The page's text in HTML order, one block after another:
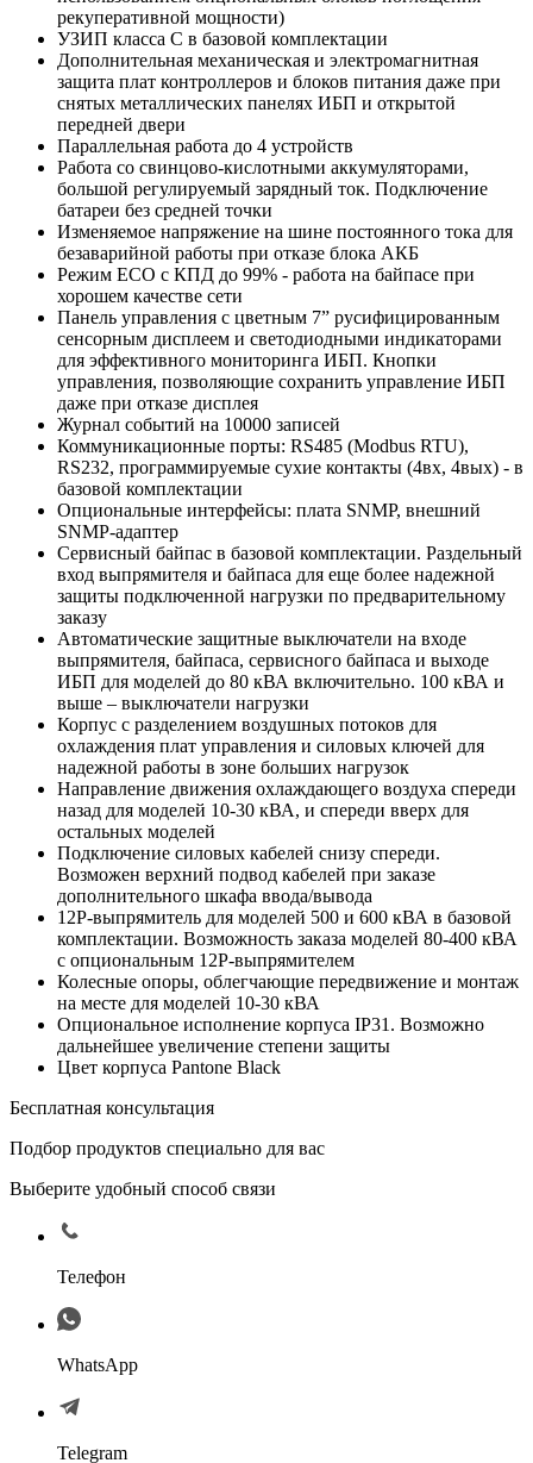
рекуперативной мощности)
УЗИП класса С в базовой комплектации
Дополнительная механическая и электромагнитная
защита плат контроллеров и блоков питания даже при
снятых металлических панелях ИБП и открытой
передней двери
Параллельная работа до 4 устройств
Работа со свинцово-кислотными аккумуляторами,
большой регулируемый зарядный ток. Подключение
батареи без средней точки
Изменяемое напряжение на шине постоянного тока для
безаварийной работы при отказе блока АКБ
Режим ECO с КПД до 99% - работа на байпасе при
хорошем качестве сети
Панель управления с цветным 7” русифицированным
сенсорным дисплеем и светодиодными индикаторами
для эффективного мониторинга ИБП. Кнопки
управления, позволяющие сохранить управление ИБП
даже при отказе дисплея
Журнал событий на 10000 записей
Коммуникационные порты: RS485 (Modbus RTU),
RS232, программируемые сухие контакты (4вх, 4вых) - в
базовой комплектации
Опциональные интерфейсы: плата SNMP, внешний
SNMP-адаптер
Сервисный байпас в базовой комплектации. Раздельный
вход выпрямителя и байпаса для еще более надежной
защиты подключенной нагрузки по предварительному
заказу
Автоматические защитные выключатели на входе
выпрямителя, байпаса, сервисного байпаса и выходе
ИБП для моделей до 80 кВА включительно. 100 кВА и
выше – выключатели нагрузки
Корпус с разделением воздушных потоков для
охлаждения плат управления и силовых ключей для
надежной работы в зоне больших нагрузок
Направление движения охлаждающего воздуха спереди
назад для моделей 10-30 кВА, и спереди вверх для
остальных моделей
Подключение силовых кабелей снизу спереди.
Возможен верхний подвод кабелей при заказе
дополнительного шкафа ввода/вывода
12P-выпрямитель для моделей 500 и 600 кВА в базовой
комплектации. Возможность заказа моделей 80-400 кВА
с опциональным 12P-выпрямителем
Колесные опоры, облегчающие передвижение и монтаж
на месте для моделей 10-30 кВА
Опциональное исполнение корпуса IP31. Возможно
дальнейшее увеличение степени защиты
Цвет корпуса Pantone Black
Бесплатная консультация
Подбор продуктов специально для вас
Выберите удобный способ связи
Телефон
WhatsApp
Telegram